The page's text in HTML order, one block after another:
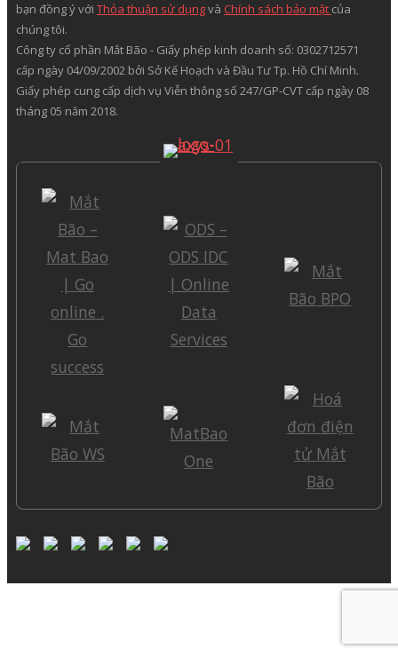
bạn đồng ý với Thỏa thuận sử dụngvà Chính sách bảo mật của
chúng tôi.
Công ty cổ phần Mắt Bão - Giấy phép kinh doanh số: 0302712571
cấp ngày 04/09/2002 bởi Sở Kế Hoạch và Đầu Tư Tp. Hồ Chí Minh.
Giấy phép cung cấp dịch vụ Viễn thông số 247/GP-CVT cấp ngày 08
tháng 05 năm 2018.